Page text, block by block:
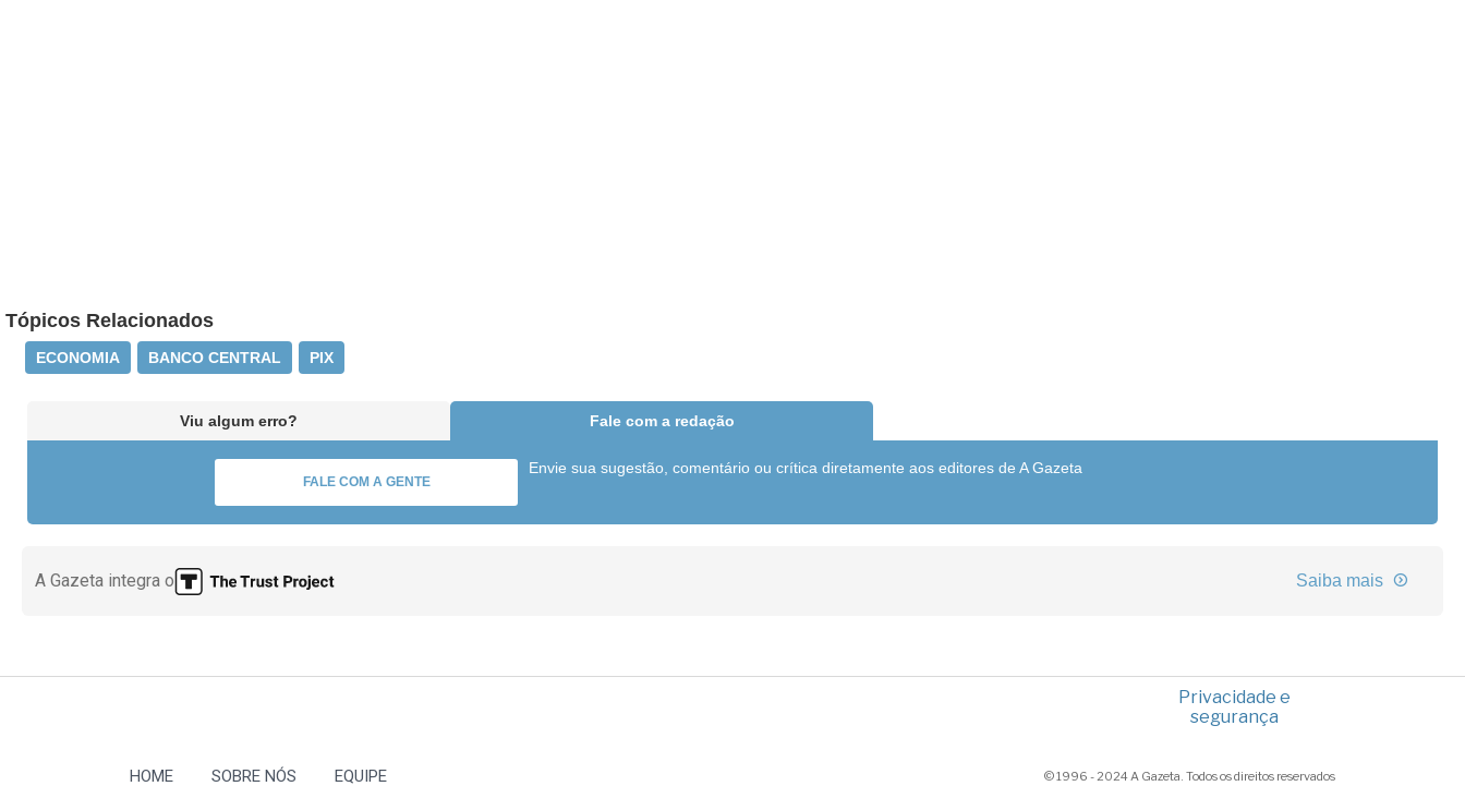
Tópicos Relacionados
ECONOMIA BANCO CENTRAL PIX
Viu algum erro? Fale com a redação
FALE COM A GENTE
Envie sua sugestão, comentário ou crítica diretamente aos editores de A Gazeta
A Gazeta integra o Saiba mais
Privacidade e
segurança
HOME SOBRE NÓS EQUIPE © 1996 - 2024 A Gazeta. Todos os direitos reservados